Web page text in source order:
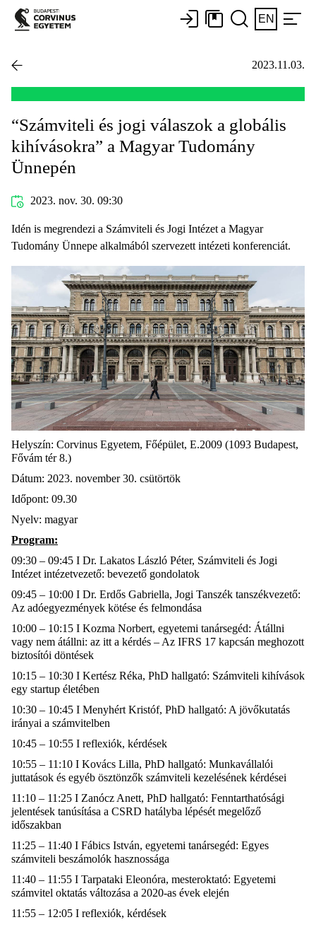
EN
2023.11.03.
“Számviteli és jogi válaszok a globális
kihívásokra” a Magyar Tudomány
Ünnepén
2023. nov. 30. 09:30
Idén is megrendezi a Számviteli és Jogi Intézet a Magyar
Tudomány Ünnepe alkalmából szervezett intézeti konferenciát.
Helyszín: Corvinus Egyetem, Főépület, E.2009 (1093 Budapest,
Fővám tér 8.)
Dátum: 2023. november 30. csütörtök
Időpont: 09.30
Nyelv: magyar
Program:
09:30 – 09:45 I Dr. Lakatos László Péter, Számviteli és Jogi
Intézet intézetvezető: bevezető gondolatok
09:45 – 10:00 I Dr. Erdős Gabriella, Jogi Tanszék tanszékvezető:
Az adóegyezmények kötése és felmondása
10:00 – 10:15 I Kozma Norbert, egyetemi tanársegéd: Átállni
vagy nem átállni: az itt a kérdés – Az IFRS 17 kapcsán meghozott
biztosítói döntések
10:15 – 10:30 I Kertész Réka, PhD hallgató: Számviteli kihívások
egy startup életében
10:30 – 10:45 I Menyhért Kristóf, PhD hallgató: A jövőkutatás
irányai a számvitelben
10:45 – 10:55 I reflexiók, kérdések
10:55 – 11:10 I Kovács Lilla, PhD hallgató: Munkavállalói
juttatások és egyéb ösztönzők számviteli kezelésének kérdései
11:10 – 11:25 I Zanócz Anett, PhD hallgató: Fenntarthatósági
jelentések tanúsítása a CSRD hatályba lépését megelőző
időszakban
11:25 – 11:40 I Fábics István, egyetemi tanársegéd: Egyes
számviteli beszámolók hasznossága
11:40 – 11:55 I Tarpataki Eleonóra, mesteroktató: Egyetemi
számvitel oktatás változása a 2020-as évek elején
11:55 – 12:05 I reflexiók, kérdések